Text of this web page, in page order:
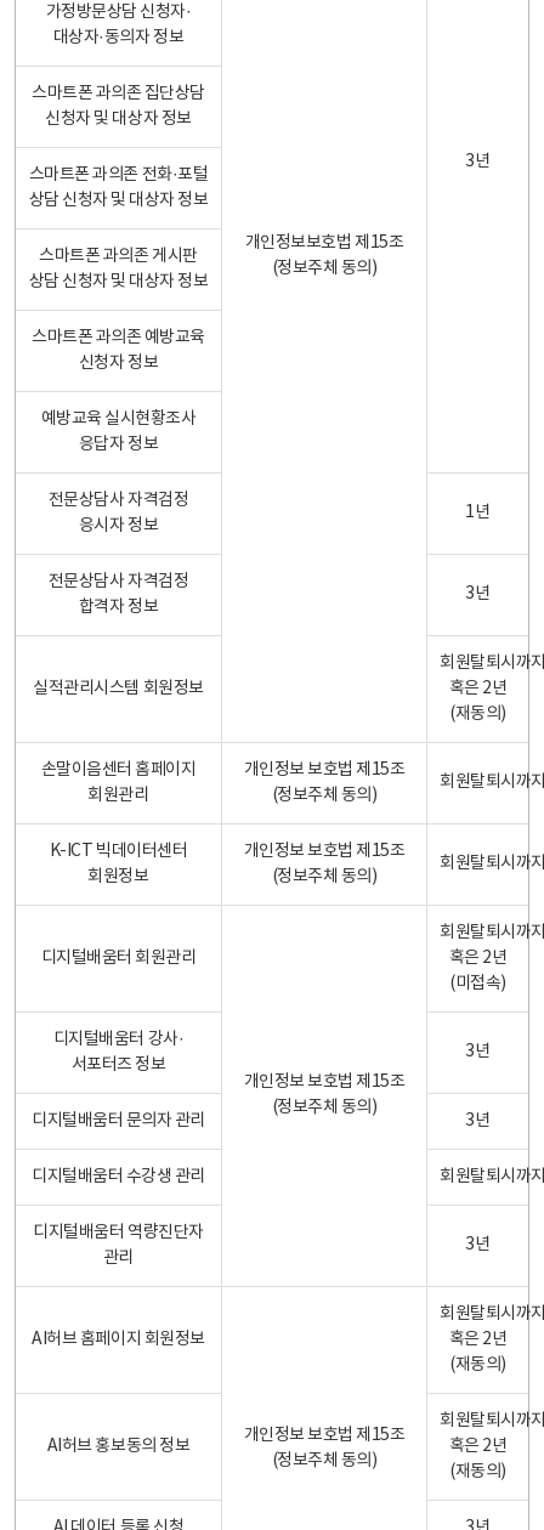
개인정보보호법 제15조
(정보주체 동의)
3년
가정방문상담 신청자·
대상자·동의자 정보
스마트폰 과의존 집단상담
신청자 및 대상자 정보
스마트폰 과의존 전화·포털
상담 신청자 및 대상자 정보
스마트폰 과의존 게시판
상담 신청자 및 대상자 정보
스마트폰 과의존 예방교육
신청자 정보
예방교육 실시현황조사
응답자 정보
전문상담사 자격검정
응시자 정보
1년
전문상담사 자격검정
합격자 정보
3년
실적관리시스템 회원정보
회원탈퇴시까
혹은 2년
(재동의)
손말이음센터 홈페이지
회원관리
개인정보 보호법 제15조
(정보주체 동의)
회원탈퇴시까
K-ICT 빅데이터센터
회원정보
개인정보 보호법 제15조
(정보주체 동의)
회원탈퇴시까
디지털배움터 회원관리
개인정보 보호법 제15조
(정보주체 동의)
회원탈퇴시까
혹은 2년
(미접속)
디지털배움터 강사·
서포터즈 정보
3년
디지털배움터 문의자 관리 3년
디지털배움터 수강생 관리 회원탈퇴시까
디지털배움터 역량진단자
관리
3년
AI허브 홈페이지 회원정보
개인정보 보호법 제15조
(정보주체 동의)
회원탈퇴시까
혹은 2년
(재동의)
AI허브 홍보동의 정보
회원탈퇴시까
혹은 2년
(재동의)